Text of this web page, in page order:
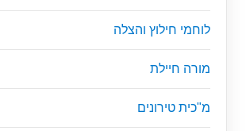
לוחמי חילוץ והצלה
מורה חיילת
מ"כית טירונים